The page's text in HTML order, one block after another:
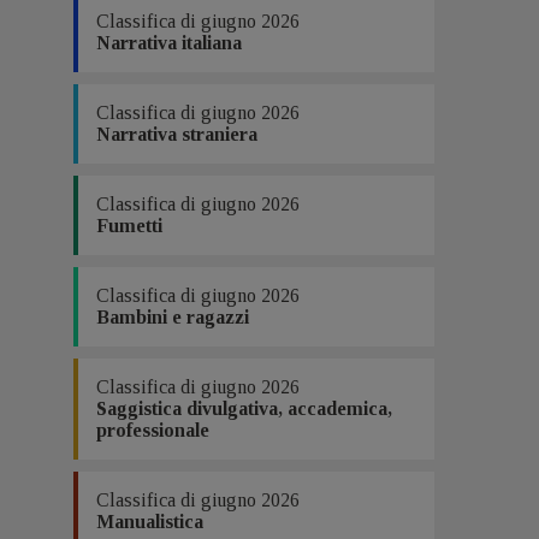
Classifica di giugno 2026
Narrativa italiana
Classifica di giugno 2026
Narrativa straniera
Classifica di giugno 2026
Fumetti
Classifica di giugno 2026
Bambini e ragazzi
Classifica di giugno 2026
Saggistica divulgativa, accademica,
professionale
Classifica di giugno 2026
Manualistica